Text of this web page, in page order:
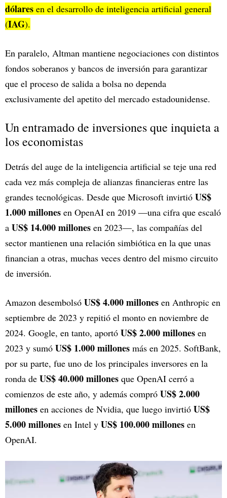
dólares en el desarrollo de inteligencia artificial general
(IAG).
En paralelo, Altman mantiene negociaciones con distintos
fondos soberanos y bancos de inversión para garantizar
que el proceso de salida a bolsa no dependa
exclusivamente del apetito del mercado estadounidense.
Un entramado de inversiones que inquieta a
los economistas
Detrás del auge de la inteligencia artificial se teje una red
cada vez más compleja de alianzas financieras entre las
grandes tecnológicas. Desde que Microsoft invirtió US$
1.000 millones en OpenAI en 2019 —una cifra que escaló
a US$ 14.000 millones en 2023—, las compañías del
sector mantienen una relación simbiótica en la que unas
financian a otras, muchas veces dentro del mismo circuito
de inversión.
Amazon desembolsó US$ 4.000 millones en Anthropic en
septiembre de 2023 y repitió el monto en noviembre de
2024. Google, en tanto, aportó US$ 2.000 millones en
2023 y sumó US$ 1.000 millones más en 2025. SoftBank,
por su parte, fue uno de los principales inversores en la
ronda de US$ 40.000 millones que OpenAI cerró a
comienzos de este año, y además compró US$ 2.000
millones en acciones de Nvidia, que luego invirtió US$
5.000 millones en Intel y US$ 100.000 millones en
OpenAI.